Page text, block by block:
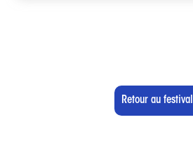
Retour au festival